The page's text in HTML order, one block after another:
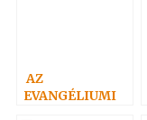
AZ
EVANGÉLIUMI